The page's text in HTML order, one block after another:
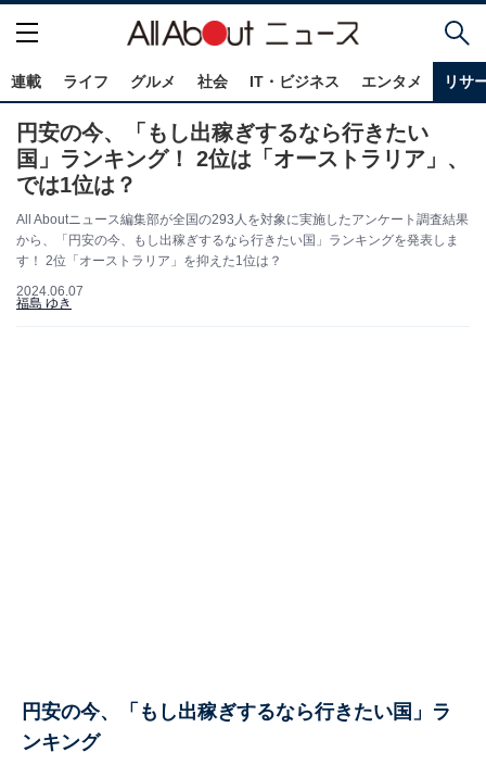
連載 ライフ グルメ 社会 IT・ビジネス エンタメ リサ
円安の今、「もし出稼ぎするなら行きたい
国」ランキング！ 2位は「オーストラリア」、
では1位は？
All Aboutニュース編集部が全国の293人を対象に実施したアンケート調査結果
から、「円安の今、もし出稼ぎするなら行きたい国」ランキングを発表しま
す！ 2位「オーストラリア」を抑えた1位は？
2024.06.07
福島 ゆき
円安の今、「もし出稼ぎするなら行きたい国」ラ
ンキング